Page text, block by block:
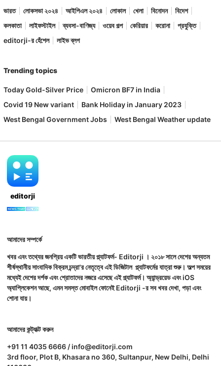
ভারত লোকসভা ২০২৪ আইপিএল ২০২৪ লোকাল খেলা বিনোদন
বিদেশ
কলকাতা
লাইফস্টাইল ব্যবসা-বাণিজ্য ওয়েব গল্প কেরিয়ার করোনা
প্রযুক্তি
editorji-র হেঁশেল
লাইভ ব্লগ
Trending topics
Today Gold-Silver Price
Omicron BF7 in India
Covid 19 New variant
Bank Holiday in January 2023
West Bengal Government Jobs
West Bengal Weather update
editorji
আমাদের সম্পর্কে
খবর এবং তথ্যের জনপ্রিয় একটি ভারতীয় প্ল্যাটফর্ম- Editorji । ২০১৮ সালে দেশের অন্যতম
শীর্ষস্থানীয় সাংবাদিক বিক্রম চন্দ্রা'র নেতৃত্বে এই ডিজিটাল প্ল্যাটফর্মের যাত্রা শুরু। অল্প সময়ের
মধ্যেই দেশের দর্শক এবং শ্রোতাদের নজরে এসেছে এই প্ল্যাটফর্ম। অ্যান্ড্রয়েড এবং iOS
অ্যাপ্লিকেশন আছে, এমন সমস্ত মোবাইল ফোনেই Editorji -র সব খবর দেখা, পড়া এবং
শোনা যায়।
আমাদের কন্ট্যাক্ট করুন
+91 11 4035 6666 / info@editorji.com
3rd floor, Plot B, Khasara no 360, Sultanpur, New Delhi, Delhi